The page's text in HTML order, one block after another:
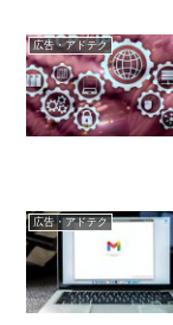
広告・アドテク
広告・アドテク